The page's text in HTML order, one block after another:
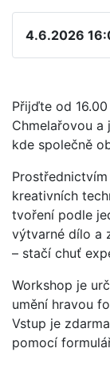
4.6.2026
Přijďte od
Chmelařovou a
kde společně
kreativních
tvoření podle
výtvarné dílo a
– stačí chuť
Workshop je
umění hravou
Vstup je
pomocí